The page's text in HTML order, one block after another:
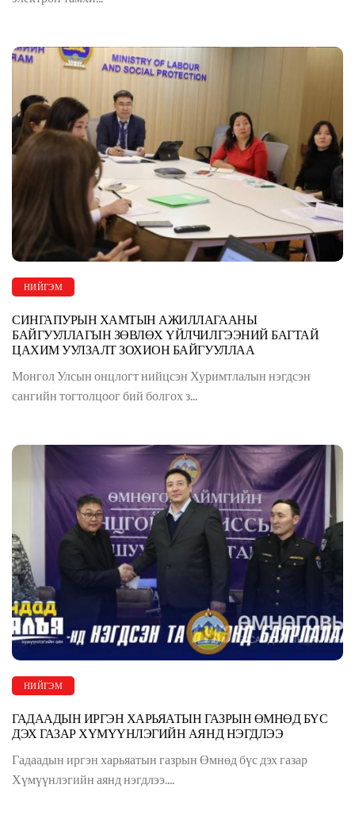
НИЙГЭМ
СИНГАПУРЫН ХАМТЫН АЖИЛЛАГААНЫ
БАЙГУУЛЛАГЫН ЗӨВЛӨХ ҮЙЛЧИЛГЭЭНИЙ БАГТАЙ
ЦАХИМ УУЛЗАЛТ ЗОХИОН БАЙГУУЛЛАА
Монгол Улсын онцлогт нийцсэн Хуримтлалын нэгдсэн
сангийн тогтолцоог бий болгох з...
НИЙГЭМ
ГАДААДЫН ИРГЭН ХАРЬЯАТЫН ГАЗРЫН ӨМНӨД БҮС
ДЭХ ГАЗАР ХҮМҮҮНЛЭГИЙН АЯНД НЭГДЛЭЭ
Гадаадын иргэн харьяатын газрын Өмнөд бүс дэх газар
Хүмүүнлэгийн аянд нэгдлээ....